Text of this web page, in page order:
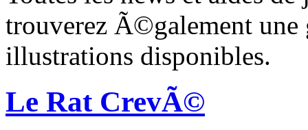
trouverez Ã©galement une
illustrations disponibles.
Le Rat CrevÃ©